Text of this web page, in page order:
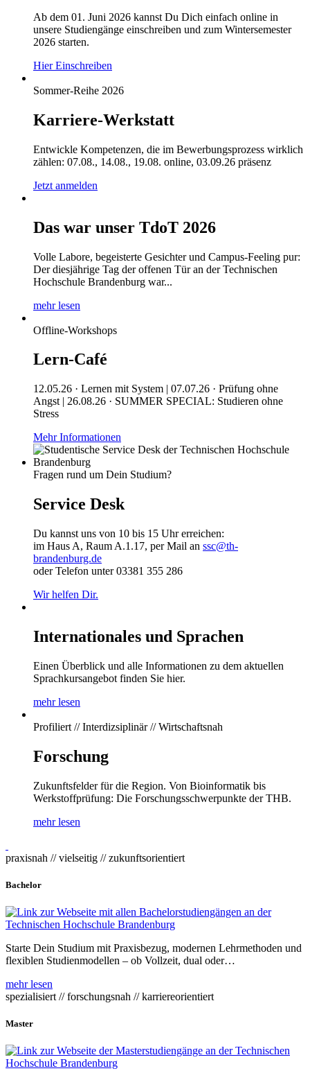
Ab dem 01. Juni 2026 kannst Du Dich einfach online in
unsere Studiengänge einschreiben und zum Wintersemester
2026 starten.
Hier Einschreiben
Sommer-Reihe 2026
Karriere-Werkstatt
Entwickle Kompetenzen, die im Bewerbungsprozess wirklich
zählen: 07.08., 14.08., 19.08. online, 03.09.26 präsenz
Jetzt anmelden
Das war unser TdoT 2026
Volle Labore, begeisterte Gesichter und Campus-Feeling pur:
Der diesjährige Tag der offenen Tür an der Technischen
Hochschule Brandenburg war...
mehr lesen
Offline-Workshops
Lern-Café
12.05.26 · Lernen mit System | 07.07.26 · Prüfung ohne
Angst | 26.08.26 · SUMMER SPECIAL: Studieren ohne
Stress
Mehr Informationen
Fragen rund um Dein Studium?
Service Desk
Du kannst uns von 10 bis 15 Uhr erreichen:
im Haus A, Raum A.1.17, per Mail an ssc@th-
brandenburg.de
oder Telefon unter 03381 355 286
Wir helfen Dir.
Internationales und Sprachen
Einen Überblick und alle Informationen zu dem aktuellen
Sprachkursangebot finden Sie hier.
mehr lesen
Profiliert // Interdizsiplinär // Wirtschaftsnah
Forschung
Zukunftsfelder für die Region. Von Bioinformatik bis
Werkstoffprüfung: Die Forschungsschwerpunkte der THB.
mehr lesen
praxisnah // vielseitig // zukunftsorientiert
Bachelor
Starte Dein Studium mit Praxisbezug, modernen Lehrmethoden und
flexiblen Studienmodellen – ob Vollzeit, dual oder…
mehr lesen
spezialisiert // forschungsnah // karriereorientiert
Master